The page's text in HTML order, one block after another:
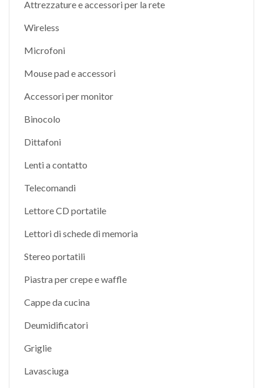
Attrezzature e accessori per la rete
Wireless
Microfoni
Mouse pad e accessori
Accessori per monitor
Binocolo
Dittafoni
Lenti a contatto
Telecomandi
Lettore CD portatile
Lettori di schede di memoria
Stereo portatili
Piastra per crepe e waffle
Cappe da cucina
Deumidificatori
Griglie
Lavasciuga